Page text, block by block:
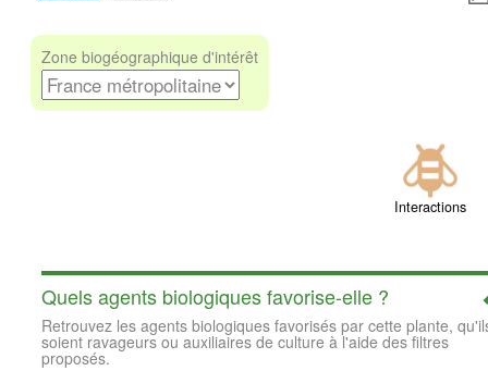
Zone biogéographique d'intérêt
Interactions
Quels agents biologiques favorise-elle ?
Retrouvez les agents biologiques favorisés par cette plante,
soient ravageurs ou auxiliaires de culture à l'aide des filtres
proposés.